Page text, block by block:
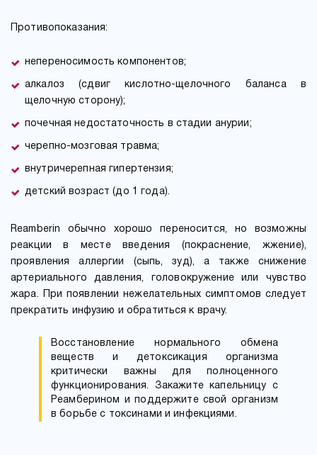
Противопоказания:
непереносимость компонентов;
алкалоз (сдвиг кислотно-щелочного баланса в
щелочную сторону);
почечная недостаточность в стадии анурии;
черепно-мозговая травма;
внутричерепная гипертензия;
детский возраст (до 1 года).
Reamberin обычно хорошо переносится, но возможны
реакции в месте введения (покраснение, жжение),
проявления аллергии (сыпь, зуд), а также снижение
артериального давления, головокружение или чувство
жара. При появлении нежелательных симптомов следует
прекратить инфузию и обратиться к врачу.
Восстановление нормального обмена
веществ и детоксикация организма
критически важны для полноценного
функционирования. Закажите капельницу с
Реамберином и поддержите свой организм
в борьбе с токсинами и инфекциями.